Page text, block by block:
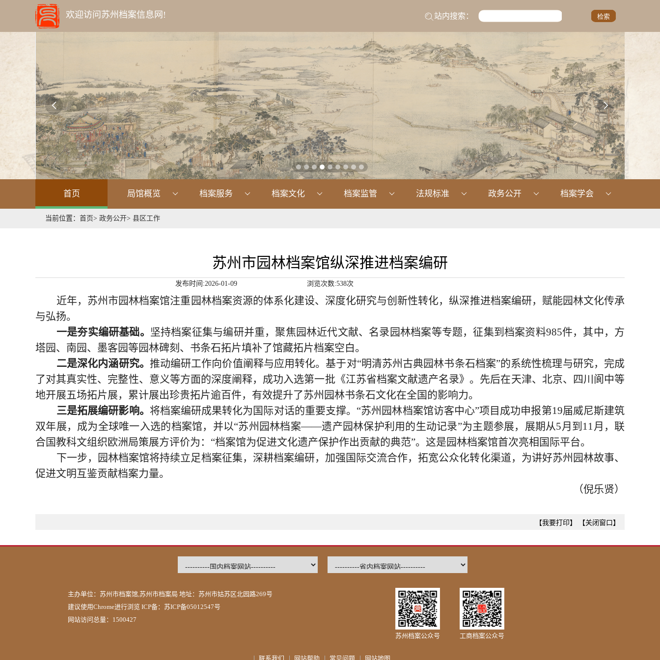
欢迎访问苏州档案信息网! 站内搜索：
 
首页 局馆概览 档案服务 档案文化 档案监管 法规标准 政务公开 档案学会
当前位置： 首页> 政务公开> 县区工作
苏州市园林档案馆纵深推进档案编研
发布时间:2026-01-09 浏览次数:538次
近年，苏州市园林档案馆注重 园林档案资源的体系化建设、深度化研究与创新性转化， 纵深推进档案编研，赋能园林文化传承
与弘扬。
一是夯实编研基础。 坚持档案征集与编研并重， 聚焦园林近代文献、 名录园林档案等专题，征集到档案资料985件，其中， 方
塔园、 南园、 墨客园等园林碑刻、书条石拓片填补了馆藏拓片档案空白。
二是深化内涵研究。 推动编研工作向价值阐释与应用转化。基于对“明清苏州古典园林书条石档案”的系统性梳理与研究，完成
了对其真实性、完整性、 意义等方面的深度阐释，成功入选第一批《江苏省档案文献遗产名录》。先后在天津、北京、 四川阆中等
地开展五场拓片展，累计展出珍贵拓片逾百件，有效提升了苏州园林书条石文化在全国的影响力。
三是拓展编研影响。 将档案编研成果转化为国际对话的重要支撑。 “苏州园林档案馆访客中心”项目成功申报第19届威尼斯建筑
双年展， 成为全球唯一入选的档案馆，并以“苏州园林档案——遗产园林保护利用的生动记录”为主题参展， 展期从5月到11月，联
合国教科文组织欧洲局策展方评价为：“档案馆为促进文化遗产保护作出贡献的典范”。这是园林档案馆首次亮相 国际平台。
下一步，园林档案馆将持续立足档案征集，深耕档案编研，加强国际交流合作，拓宽公众化转化渠道，为讲好苏州园林故事、
促进文明互鉴贡献档案力量。
（倪乐贤）
【我要打印】 【关闭窗口】
主办单位：苏州市档案馆,苏州市档案局 地址：苏州市姑苏区北园路269号
建议使用Chrome进行浏览 ICP备： 苏ICP备05012547号
网站访问总量：1500427
苏州档案公众号 工商档案公众号
联系我们 网站帮助 常见问题 网站地图